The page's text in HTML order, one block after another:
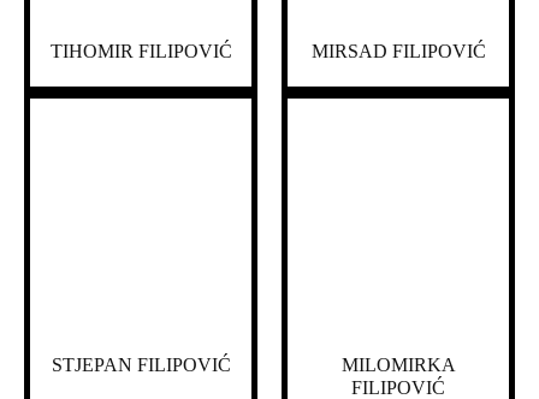
TIHOMIR FILIPOVIĆ MIRSAD FILIPOVIĆ
STJEPAN FILIPOVIĆ
MILOMIRKA
FILIPOVIĆ